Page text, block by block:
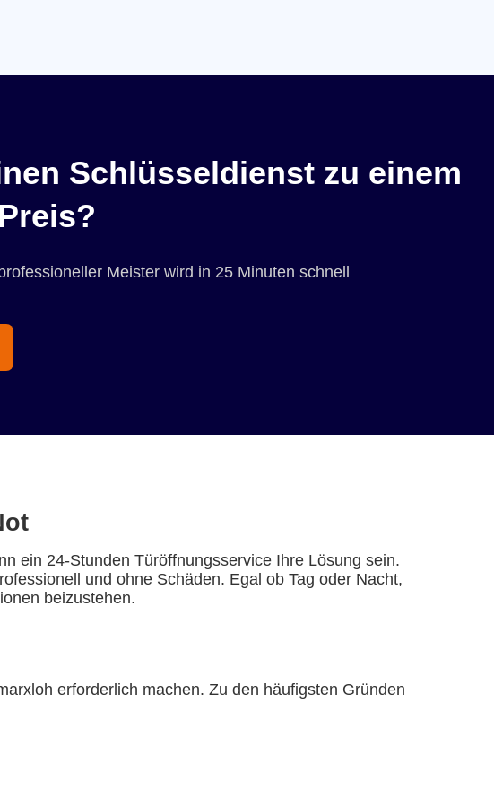
Schlüsseldienst zu einem
Meister wird in 25 Minuten schnell
ein 24-Stunden Türöffnungsservice Ihre Lösung sein.
und ohne Schäden. Egal ob Tag oder Nacht,
beizustehen.
erforderlich machen. Zu den häufigsten Gründen